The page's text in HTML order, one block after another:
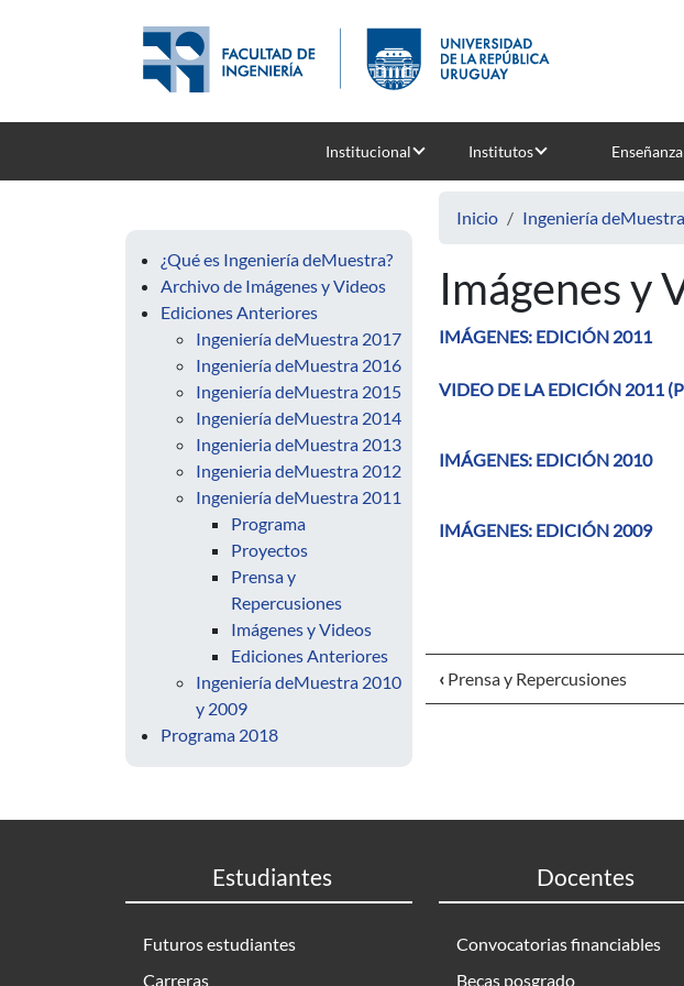
Institucional Institutos Enseñanza
¿Qué es Ingeniería deMuestra?
Archivo de Imágenes y Videos
Ediciones Anteriores
Ingeniería deMuestra 2017
Ingeniería deMuestra 2016
Ingeniería deMuestra 2015
Ingeniería deMuestra 2014
Ingenieria deMuestra 2013
Ingenieria deMuestra 2012
Ingeniería deMuestra 2011
Programa
Proyectos
Prensa y
Repercusiones
Imágenes y Videos
Ediciones Anteriores
Ingeniería deMuestra 2010
y 2009
Programa 2018
Inicio Ingeniería deMuestra
Imágenes y
IMÁGENES: EDICIÓN 2011
VIDEO DE LA EDICIÓN 2011
IMÁGENES: EDICIÓN 2010
IMÁGENES: EDICIÓN 2009
‹ Prensa y Repercusiones
Estudiantes
Futuros estudiantes
Carreras
Docentes
Convocatorias financiables
Becas posgrado